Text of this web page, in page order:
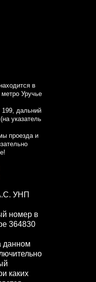
в
метро Уручье
199, дальний
указатель
проезда и
УНП
номер в
364830
данном
каких